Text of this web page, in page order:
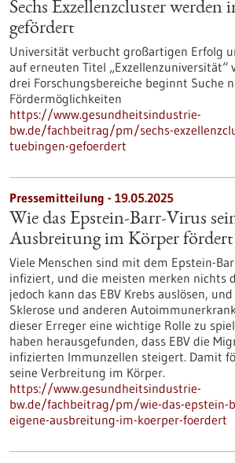
Sechs Exzellenzcluster werden
gefördert
Universität verbucht großartigen Erfolg
auf erneuten Titel „Exzellenzuniversität“
drei Forschungsbereiche beginnt Suche
Fördermöglichkeiten
https://www.gesundheitsindustrie-
bw.de/fachbeitrag/pm/sechs-
tuebingen-gefoerdert
Pressemitteilung - 19.05.2025
Wie das Epstein-Barr-Virus
Ausbreitung im Körper fördert
Viele Menschen sind mit dem Epstein-
infiziert, und die meisten merken nichts
jedoch kann das EBV Krebs auslösen,
Sklerose und anderen
dieser Erreger eine wichtige Rolle zu
haben herausgefunden, dass EBV die
infizierten Immunzellen steigert. Damit
seine Verbreitung im Körper.
https://www.gesundheitsindustrie-
bw.de/fachbeitrag/pm/wie-das-epstein-
eigene-ausbreitung-im-koerper-foerdert